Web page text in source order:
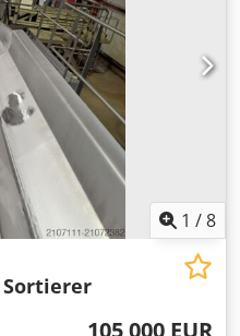
1 /8
105 000 EUR